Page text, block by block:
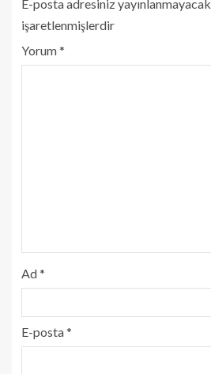
E-posta adresiniz yayınlanmayacak.
işaretlenmişlerdir
Yorum*
Ad*
E-posta*